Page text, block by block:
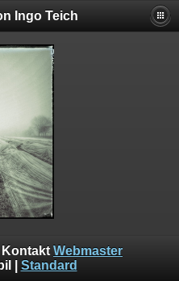
Ingo Teich
Kontakt Webmaster
Standard